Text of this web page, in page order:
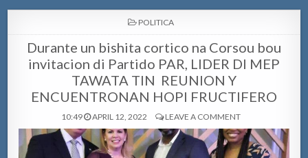
POSTED
POLITICA
Durante un bishita cortico na Corsou bou
invitacion di Partido PAR, LIDER DI MEP
TAWATA TIN REUNION Y
ENCUENTRONAN HOPI FRUCTIFERO
10:49 APRIL 12, 2022 LEAVE A COMMENT